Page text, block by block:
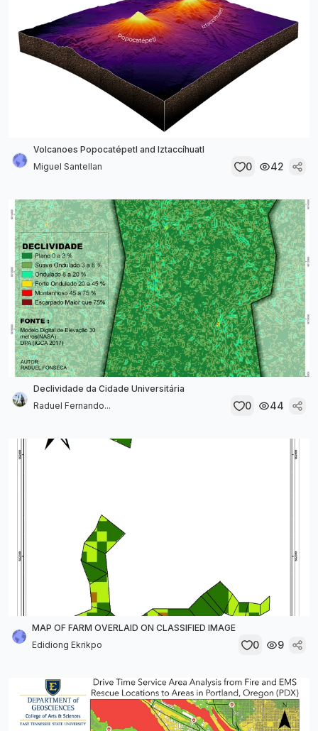
Volcanoes Popocatépetl and Iztaccíhuatl
Miguel Santellan
0 42
Declividade da Cidade Universitária
Raduel Fernando...
0 44
MAP OF FARM OVERLAID ON CLASSIFIED IMAGE
Edidiong Ekrikpo
0 9